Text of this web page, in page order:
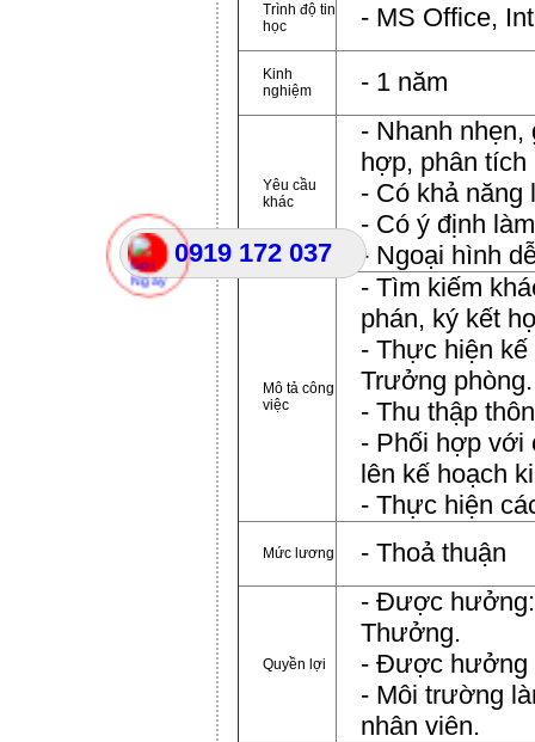
Trình độ tin
học
- MS Office,
Kinh
nghiệm
- 1 năm
Yêu cầu
khác
- Nhanh nhẹn,
hợp, phân
- Có khả năng
- Có ý định
- Ngoại hình
Mô tả công
việc
- Tìm kiếm
phán, ký kết
- Thực hiện
Trưởng phòng.
- Thu thập
- Phối hợp với
lên kế hoạch
- Thực hiện
Mức lương - Thoả thuận
Quyền lợi
- Được hưởng:
Thưởng.
- Được hưởng
- Môi trường
nhân viên.
0919 172 037